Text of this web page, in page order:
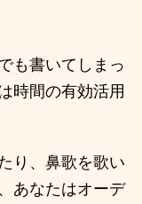
も書いてしまっ
時間の有効活用
り、鼻歌を歌い
あなたはオーデ